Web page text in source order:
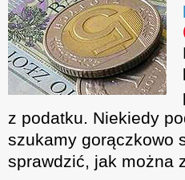
z podatku. Niekiedy
szukamy gorączkowo
sprawdzić, jak można